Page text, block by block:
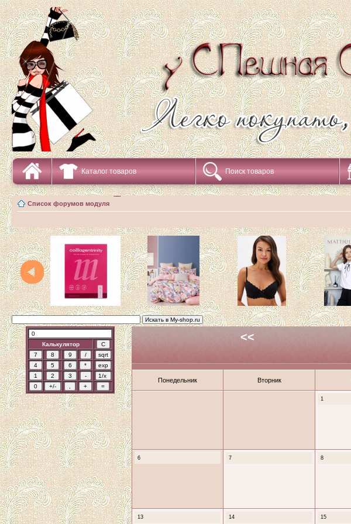
Каталог товаров Поиск товаров
Список форумов модуля
Калькулятор
<<
Понедельник Вторник
1
6 7 8
13 14 15